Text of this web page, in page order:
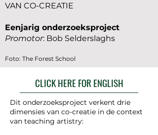
VAN CO-CREATIE
Eenjarig onderzoeksproject
Promotor: Bob Selderslaghs
Foto: The Forest School
CLICK HERE FOR ENGLISH
Dit onderzoeksproject verkent drie
dimensies van co-creatie in de context
van teaching artistry: